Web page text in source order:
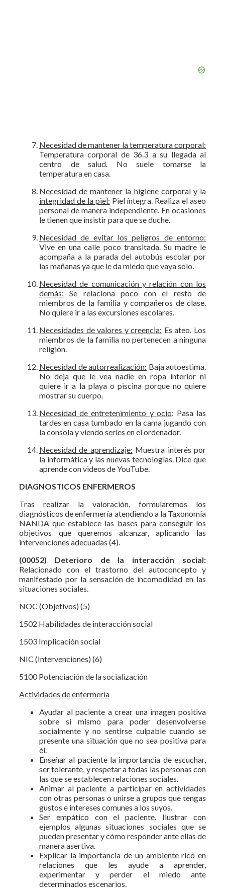
Necesidad de mantener la temperatura corporal:
Temperatura corporal de 36.3 a su llegada al
centro de salud. No suele tomarse la
temperatura en casa.
Necesidad de mantener la higiene corporal y la
integridad de la piel: Piel íntegra. Realiza el aseo
personal de manera independiente. En ocasiones
le tienen que insistir para que se duche.
Necesidad de evitar los peligros de entorno:
Vive en una calle poco transitada. Su madre le
acompaña a la parada del autobús escolar por
las mañanas ya que le da miedo que vaya solo.
Necesidad de comunicación y relación con los
demás: Se relaciona poco con el resto de
miembros de la familia y compañeros de clase.
No quiere ir a las excursiones escolares.
Necesidades de valores y creencia: Es ateo. Los
miembros de la familia no pertenecen a ninguna
religión.
Necesidad de autorrealización: Baja autoestima.
No deja que le vea nadie en ropa interior ni
quiere ir a la playa o piscina porque no quiere
mostrar su cuerpo.
Necesidad de entretenimiento y ocio: Pasa las
tardes en casa tumbado en la cama jugando con
la consola y viendo series en el ordenador.
Necesidad de aprendizaje: Muestra interés por
la informática y las nuevas tecnologías. Dice que
aprende con videos de YouTube.
DIAGNOSTICOS ENFERMEROS
Tras realizar la valoración, formularemos los
diagnósticos de enfermería atendiendo a la Taxonomía
NANDA que establece las bases para conseguir los
objetivos que queremos alcanzar, aplicando las
intervenciones adecuadas (4).
(00052) Deterioro de la interacción social:
Relacionado con el trastorno del autoconcepto y
manifestado por la sensación de incomodidad en las
situaciones sociales.
NOC (Objetivos) (5)
1502 Habilidades de interacción social
1503 Implicación social
NIC (Intervenciones) (6)
5100 Potenciación de la socialización
Actividades de enfermería
Ayudar al paciente a crear una imagen positiva
sobre si mismo para poder desenvolverse
socialmente y no sentirse culpable cuando se
presente una situación que no sea positiva para
él.
Enseñar al paciente la importancia de escuchar,
ser tolerante, y respetar a todas las personas con
las que se establecen relaciones sociales.
Animar al paciente a participar en actividades
con otras personas o unirse a grupos que tengas
gustos e intereses comunes a los suyos.
Ser empático con el paciente. Ilustrar con
ejemplos algunas situaciones sociales que se
pueden presentar y cómo responder ante ellas de
manera asertiva.
Explicar la importancia de un ambiente rico en
relaciones que les ayude a aprender,
experimentar y perder el miedo ante
determinados escenarios.